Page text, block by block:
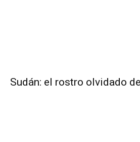
Sudán: el rostro olvidado